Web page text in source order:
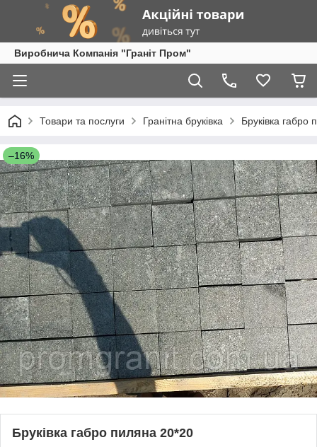
Виробнича Компанія "Граніт Пром"
Товари та послуги Гранітна бруківка Бруківка габро
–16%
Бруківка габро пиляна 20*20